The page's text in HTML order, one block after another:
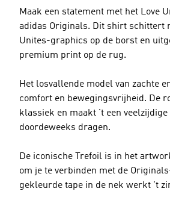
Maak een statement met het Love
adidas Originals. Dit shirt schittert
Unites-graphics op de borst en
premium print op de rug.
Het losvallende model van zachte
comfort en bewegingsvrijheid. De
klassiek en maakt 't een veelzijdige
doordeweeks dragen.
De iconische Trefoil is in het
om je te verbinden met de
gekleurde tape in de nek werkt 't